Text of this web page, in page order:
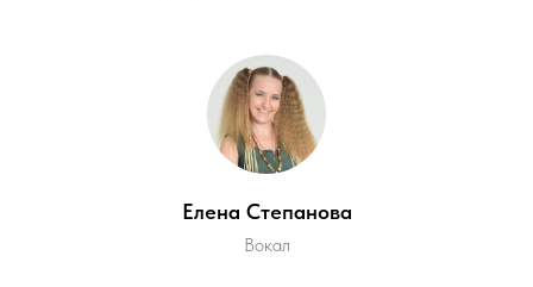
Елена Степанова
Вокал